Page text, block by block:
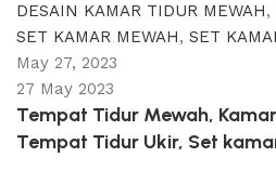
DESAIN KAMAR TIDUR MEWAH,
SET KAMAR MEWAH, SET
May 27, 2023
27 May 2023
Tempat Tidur Mewah,
Tempat Tidur Ukir, Set